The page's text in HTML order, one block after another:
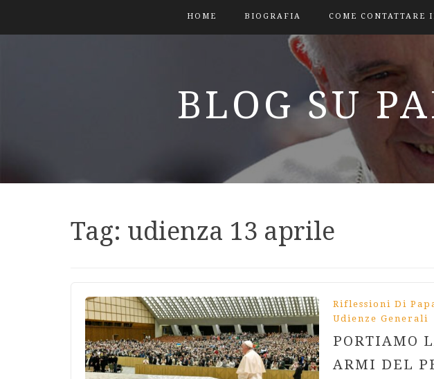
HOME BIOGRAFIA COME CONTATTARE
BLOG SU
Tag: udienza 13 aprile
Riflessioni Di
Udienze Generali
PORTIAMO
ARMI DEL